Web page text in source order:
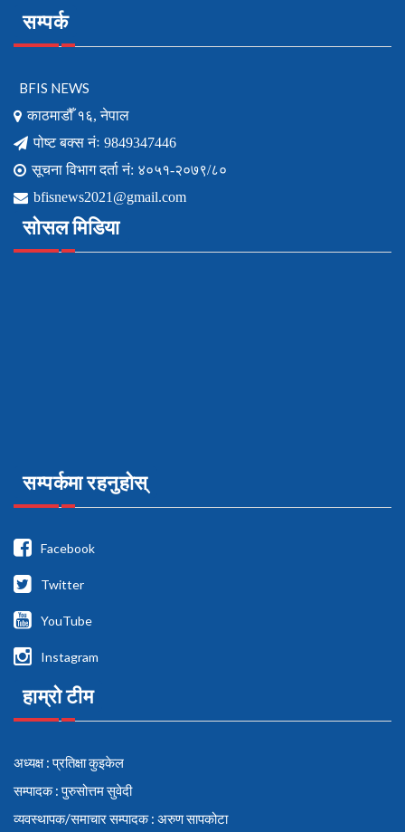
सम्पर्क
BFIS NEWS
काठमाडौँ १६, नेपाल
पोष्ट बक्स नंः 9849347446
सूचना विभाग दर्ता नं: ४०५१-२०७९/८०
bfisnews2021@gmail.com
सोसल मिडिया
सम्पर्कमा रहनुहोस्
Facebook
Twitter
YouTube
Instagram
हाम्रो टीम
अध्यक्ष : प्रतिक्षा कुइकेल
सम्पादक : पुरुसोत्तम सुवेदी
व्यवस्थापक/समाचार सम्पादक : अरुण सापकोटा